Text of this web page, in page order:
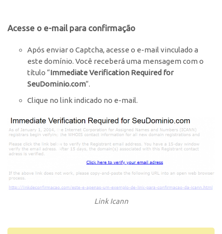
Acesse o e-mail para confirmação
Após enviar o Captcha, acesse o e-mail vinculado a
este domínio. Você receberá uma mensagem com o
título “Immediate Verification Required for
SeuDominio.com“.
Clique no link indicado no e-mail.
Link Icann